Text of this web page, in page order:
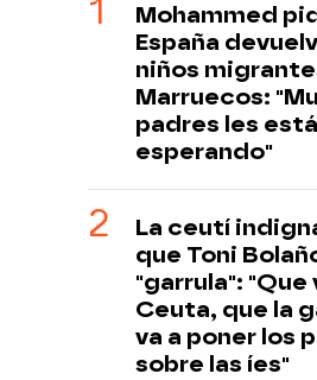
Mohammed
España
niños
Marruecos:
padres les
esperando"
La ceutí
que Toni
"garrula": "Que
Ceuta, que la
va a poner los
sobre las íes"